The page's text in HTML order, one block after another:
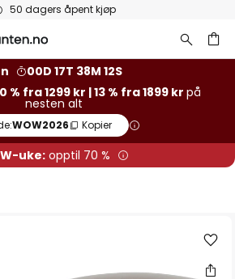
50 dagers åpent kjøp
00D 17T 38M 12S
fra 1299 kr | 13 % fra 1899 krpå
nesten alt
WOW2026 Kopier
uke: opptil 70 %